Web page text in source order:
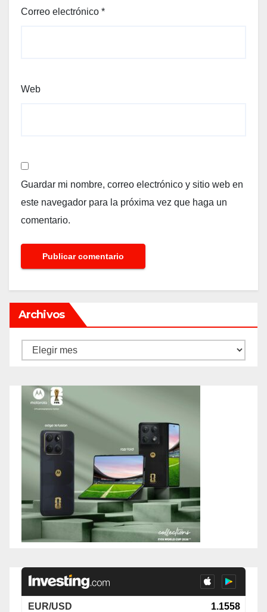
Correo electrónico *
Web
Guardar mi nombre, correo electrónico y sitio web en
este navegador para la próxima vez que haga un
comentario.
Archivos
Archivos